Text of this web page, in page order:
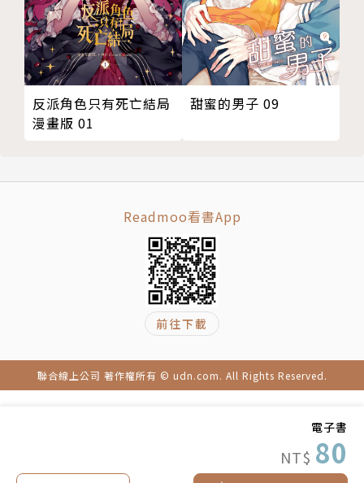
電子書
NT$ 80
反派角色只有死亡結局
漫畫版 01
甜蜜的男子 09
Readmoo看書App
前往下載
聯合線上公司 著作權所有 © udn.com. All Rights Reserved.